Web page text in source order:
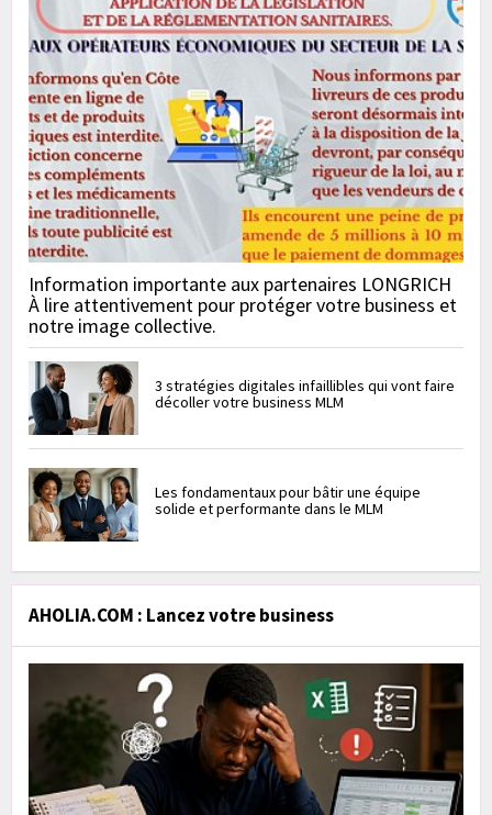
Information importante aux partenaires LONGRICH
À lire attentivement pour protéger votre business et
notre image collective.
3 stratégies digitales infaillibles qui vont faire
décoller votre business MLM
Les fondamentaux pour bâtir une équipe
solide et performante dans le MLM
AHOLIA.COM : Lancez votre business